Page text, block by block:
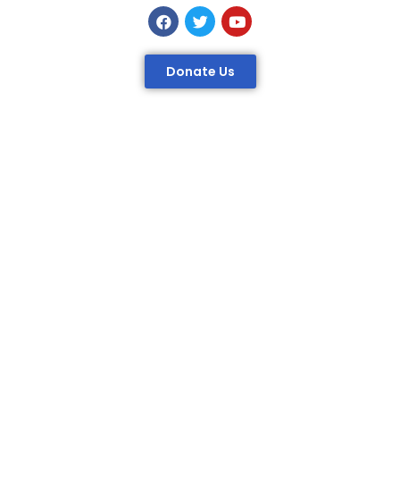
Donate Us